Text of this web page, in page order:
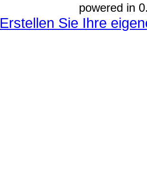
powered in
Erstellen Sie Ihre